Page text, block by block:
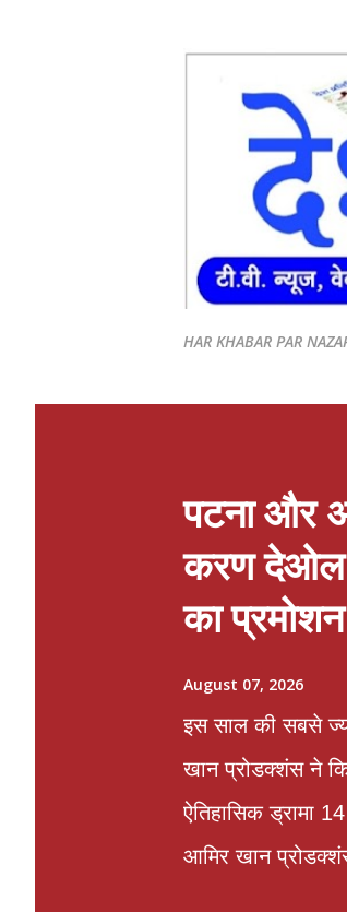
HAR KHABAR PAR
पटना और
करण देओल
का प्रमोशन
August 07, 2026
इस साल की सबसे
खान प्रोडक्शंस ने
ऐतिहासिक ड्रामा
आमिर खान